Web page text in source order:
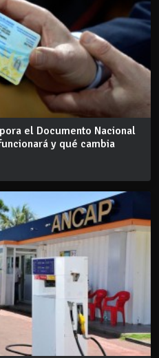
el Documento Nacional
y qué cambia